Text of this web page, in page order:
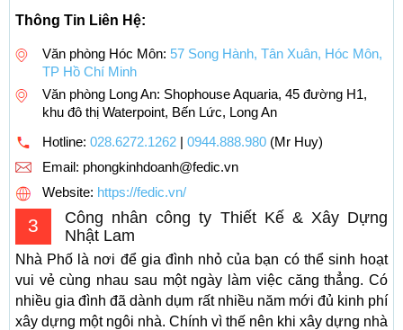
Thông Tin Liên Hệ:
Văn phòng Hóc Môn: 57 Song Hành, Tân Xuân, Hóc Môn,
TP Hồ Chí Minh
Văn phòng Long An: Shophouse Aquaria, 45 đường H1,
khu đô thị Waterpoint, Bến Lức, Long An
Hotline: 028.6272.1262 | 0944.888.980 (Mr Huy)
Email: phongkinhdoanh@fedic.vn
Website: https://fedic.vn/
3
Công nhân công ty Thiết Kế & Xây Dựng
Nhật Lam
Nhà Phố là nơi để gia đình nhỏ của bạn có thể sinh hoạt
vui vẻ cùng nhau sau một ngày làm việc căng thẳng. Có
nhiều gia đình đã dành dụm rất nhiều năm mới đủ kinh phí
xây dựng một ngôi nhà. Chính vì thế nên khi xây dựng nhà